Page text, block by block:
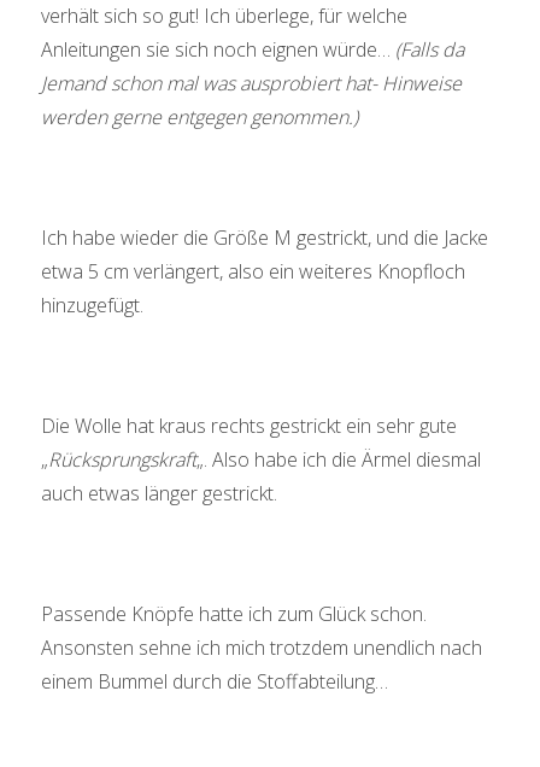
verhält sich so gut! Ich überlege, für welche
Anleitungen sie sich noch eignen würde… (Falls da
Jemand schon mal was ausprobiert hat- Hinweise
werden gerne entgegen genommen.)
Ich habe wieder die Größe M gestrickt, und die Jacke
etwa 5 cm verlängert, also ein weiteres Knopfloch
hinzugefügt.
Die Wolle hat kraus rechts gestrickt ein sehr gute
„Rücksprungskraft„. Also habe ich die Ärmel diesmal
auch etwas länger gestrickt.
Passende Knöpfe hatte ich zum Glück schon.
Ansonsten sehne ich mich trotzdem unendlich nach
einem Bummel durch die Stoffabteilung…